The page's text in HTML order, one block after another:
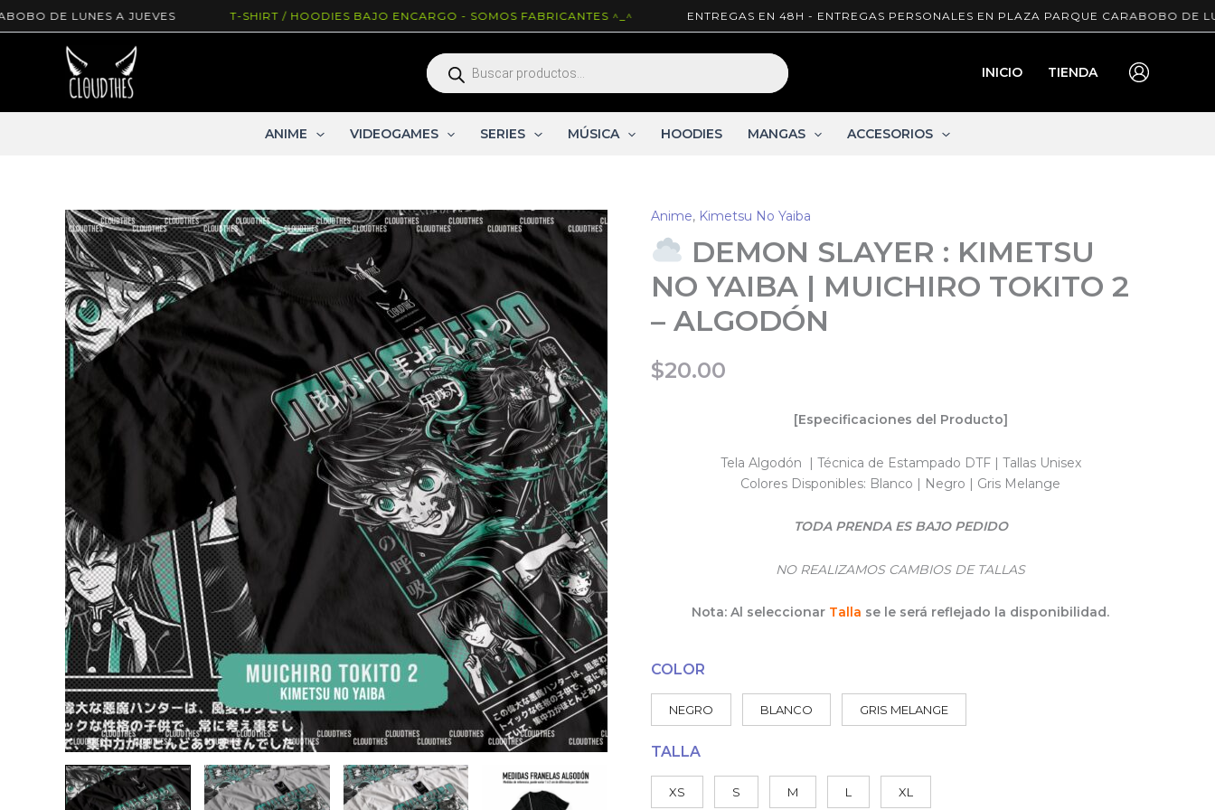
Ir
al
LUNES A JUEVES T-SHIRT / HOODIES BAJO ENCARGO - SOMOS FABRICANTES ^_^ ENTREGAS EN 48H - ENTREGAS PERSONALES EN PLAZA PARQUE CARABOBO DE LUNES A
Búsqueda
de
productos
INICIO TIENDA
ANIME VIDEOGAMES SERIES MÚSICA HOODIES MANGAS ACCESORIOS
Anime, Kimetsu No Yaiba
DEMON SLAYER : KIMETSU
NO YAIBA | MUICHIRO TOKITO 2
– ALGODÓN
$20.00
[Especificaciones del Producto]
Tela Algodón | Técnica de Estampado DTF | Tallas Unisex
Colores Disponibles: Blanco | Negro | Gris Melange
TODA PRENDA ES BAJO PEDIDO
NO REALIZAMOS CAMBIOS DE TALLAS
Nota: Al seleccionar Talla se le será reflejado la disponibilidad.
COLOR
NEGRO BLANCO GRIS MELANGE
TALLA
XS S M L XL